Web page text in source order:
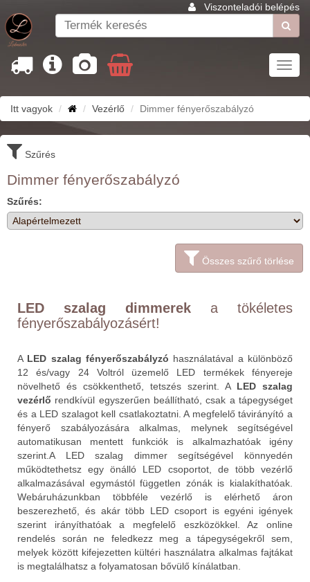
Viszonteladói belépés
Itt vagyok Vezérlő Dimmer fényerőszabályzó
Szűrés
Dimmer fényerőszabályzó
Szűrés:
Összes szűrő törlése
LED szalag dimmerek a tökéletes
fényerőszabályozásért!
A LED szalag fényerőszabályzó használatával a különböző
12 és/vagy 24 Voltról üzemelő LED termékek fényereje
növelhető és csökkenthető, tetszés szerint. A LED szalag
vezérlő rendkívül egyszerűen beállítható, csak a tápegységet
és a LED szalagot kell csatlakoztatni. A megfelelő távirányító a
fényerő szabályozására alkalmas, melynek segítségével
automatikusan mentett funkciók is alkalmazhatóak igény
szerint.A LED szalag dimmer segítségével könnyedén
működtethetsz egy önálló LED csoportot, de több vezérlő
alkalmazásával egymástól független zónák is kialakíthatóak.
Webáruházunkban többféle vezérlő is elérhető áron
beszerezhető, és akár több LED csoport is egyéni igények
szerint irányíthatóak a megfelelő eszközökkel. Az online
rendelés során ne feledkezz meg a tápegységekről sem,
melyek között kifejezetten kültéri használatra alkalmas fajtákat
is megtalálhatsz a folyamatosan bővülő kínálatban.